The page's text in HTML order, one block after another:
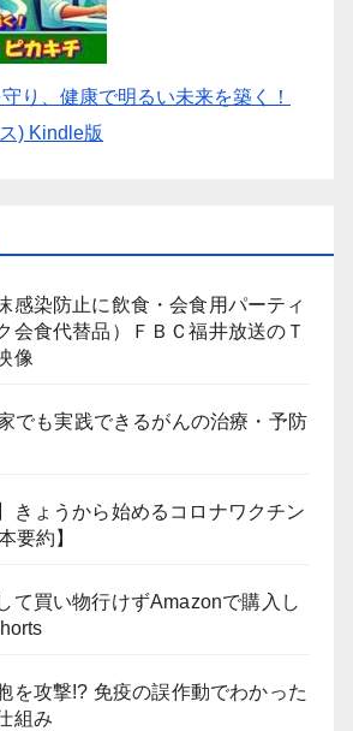
り、健康で明るい未来を築く！
) Kindle版
感染防止に飲食・会食用パーティ
会食代替品）ＦＢＣ福井放送のＴ
像
でも実践できるがんの治療・予防
きょうから始めるコロナワクチン
要約】
て買い物行けずAmazonで購入し
を攻撃!? 免疫の誤作動でわかった
組み